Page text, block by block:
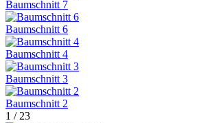
Baumschnitt 7
Baumschnitt 6
Baumschnitt 4
Baumschnitt 3
Baumschnitt 2
1 / 23